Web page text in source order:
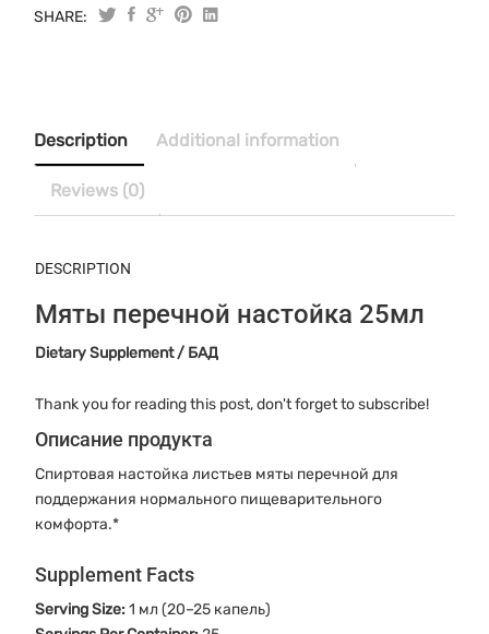
quantity
SHARE:
Description Additional information
Reviews (0)
DESCRIPTION
Мяты перечной настойка 25мл
Dietary Supplement / БАД
Thank you for reading this post, don't forget to subscribe!
Описание продукта
Спиртовая настойка листьев мяты перечной для
поддержания нормального пищеварительного
комфорта.*
Supplement Facts
Serving Size:1 мл (20–25 капель)